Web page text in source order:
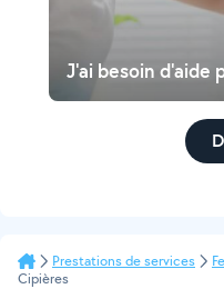
J'ai besoin d'aide
Prestations de services
Cipières